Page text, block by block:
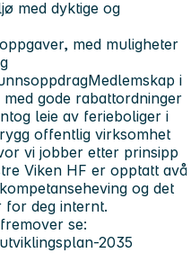
med dyktige og
med muligheter
i
gode rabattordninger
leie av ferieboliger i
offentlig virksomhet
vi jobber etter prinsipp
Viken HF er opptatt avå
og det
for deg internt.
se:
2035